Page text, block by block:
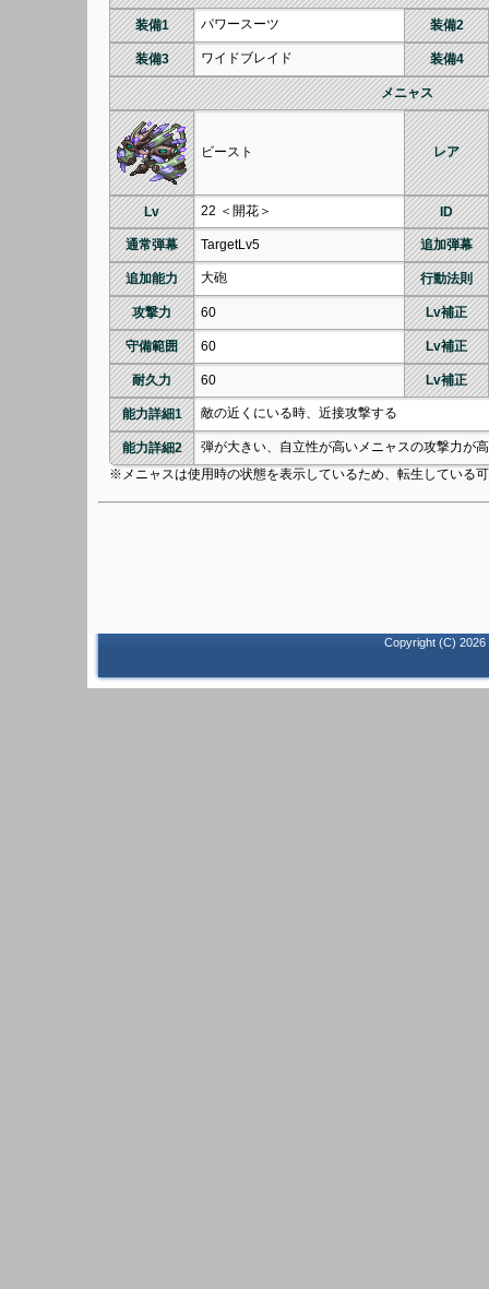
装備1 パワースーツ 装備2
装備3 ワイドブレイド 装備4
メニャス
ビースト レア
Lv 22 ＜開花＞ ID
通常弾幕 TargetLv5 追加弾幕
追加能力 大砲 行動法則
攻撃力 60 Lv補正
守備範囲 60 Lv補正
耐久力 60 Lv補正
能力詳細1 敵の近くにいる時、近接攻撃する
能力詳細2
弾が大きい、自立性が高いメニャスの攻撃力が
※メニャスは使用時の状態を表示しているため、転生している
Copyright (C) 2026